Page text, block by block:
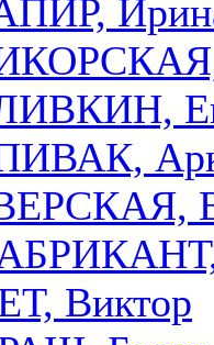
Виктор